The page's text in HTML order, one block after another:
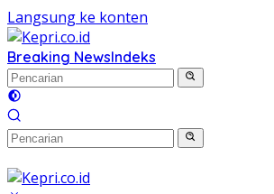
Langsung ke konten
Breaking NewsIndeks